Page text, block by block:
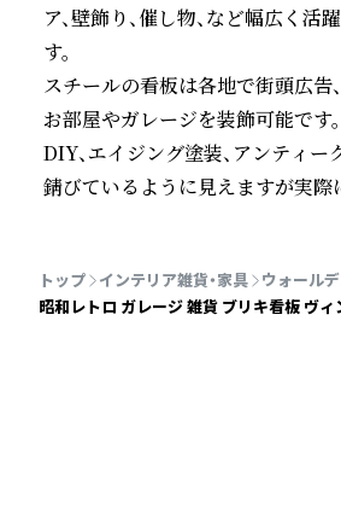
ア、壁飾り、催し物、など幅広く
す。
スチールの看板は各地で街頭広告
お部屋やガレージを装飾可能です。
DIY、エイジング塗装、アンティ
錆びているように見えますが実際
トップ インテリア雑貨・家具 ウォール
昭和レトロ ガレージ 雑貨 ブリキ看板 ヴ